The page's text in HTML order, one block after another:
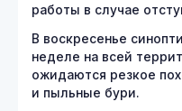
работы в случае
В воскресенье
неделе на всей
ожидаются резкое
и пыльные бури.